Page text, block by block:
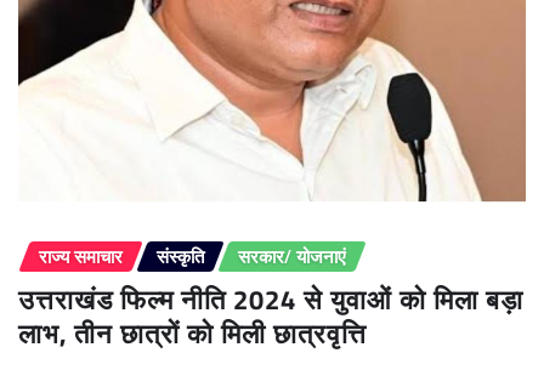
राज्य समाचार संस्कृति सरकार/ योजनाएं
उत्तराखंड फिल्म नीति 2024 से युवाओं को मिला बड़ा
लाभ, तीन छात्रों को मिली छात्रवृत्ति